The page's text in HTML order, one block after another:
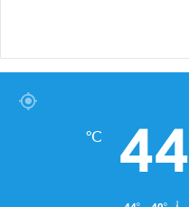
44
℃